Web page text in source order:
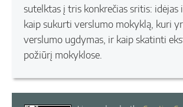
sutelktas į tris konkrečias sritis: idėjas
kaip sukurti verslumo mokyklą, kuri
verslumo ugdymas, ir kaip skatinti
požiūrį mokyklose.